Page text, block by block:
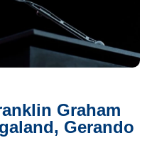
Graham
Gerando